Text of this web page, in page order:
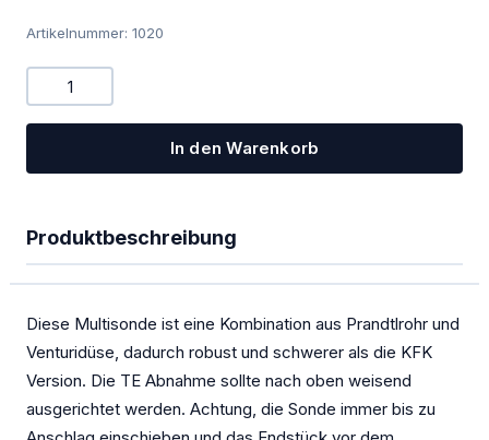
IPhone/IPad
Kombigeräte Funk/Transponder
Mückenputzer
OGN
Artikelnummer: 1020
In den Warenkorb
Produktbeschreibung
Diese Multisonde ist eine Kombination aus Prandtlrohr und
Venturidüse, dadurch robust und schwerer als die KFK
Version. Die TE Abnahme sollte nach oben weisend
ausgerichtet werden. Achtung, die Sonde immer bis zu